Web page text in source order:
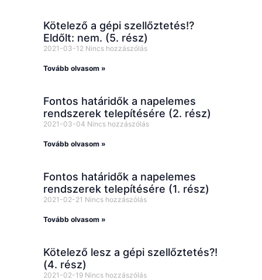
Kötelező a gépi szellőztetés!?
Eldőlt: nem. (5. rész)
2021-03-12 Nincs hozzászólás
Tovább olvasom »
Fontos határidők a napelemes
rendszerek telepítésére (2. rész)
2021-03-04 Nincs hozzászólás
Tovább olvasom »
Fontos határidők a napelemes
rendszerek telepítésére (1. rész)
2021-02-21 Nincs hozzászólás
Tovább olvasom »
Kötelező lesz a gépi szellőztetés?!
(4. rész)
2021-02-19 Nincs hozzászólás